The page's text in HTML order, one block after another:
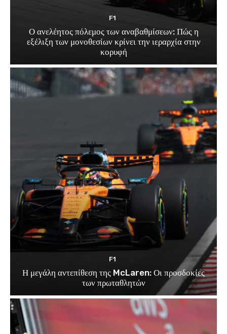
F1
Ο ανελέητος πόλεμος των αναβαθμίσεων: Πώς η
εξέλιξη των μονοθεσίων κρίνει την ιεραρχία στην
κορυφή
F1
Η μεγάλη αντεπίθεση της McLaren: Οι προσδοκίες
των πρωταθλητών